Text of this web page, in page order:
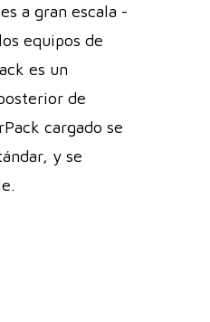
a gran escala -
equipos de
es un
de
cargado se
y se